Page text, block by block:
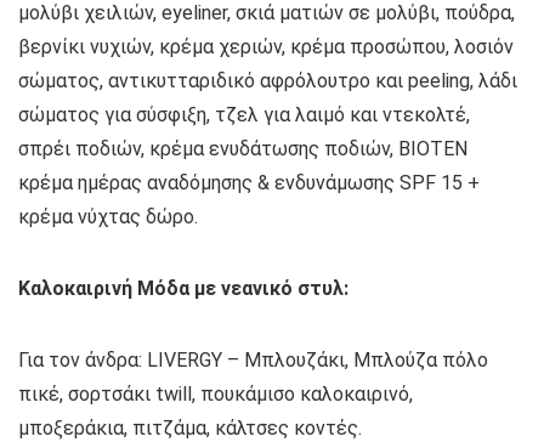
μολύβι χειλιών, eyeliner, σκιά ματιών σε μολύβι, πούδρα,
βερνίκι νυχιών, κρέμα χεριών, κρέμα προσώπου, λοσιόν
σώματος, αντικυτταριδικό αφρόλουτρο και peeling, λάδι
σώματος για σύσφιξη, τζελ για λαιμό και ντεκολτέ,
σπρέι ποδιών, κρέμα ενυδάτωσης ποδιών, BIOTEN
κρέμα ημέρας αναδόμησης & ενδυνάμωσης SPF 15 +
κρέμα νύχτας δώρο.
Καλοκαιρινή Μόδα με νεανικό στυλ:
Για τον άνδρα: LIVERGY – Μπλουζάκι, Μπλούζα πόλο
πικέ, σορτσάκι twill, πουκάμισο καλοκαιρινό,
μποξεράκια, πιτζάμα, κάλτσες κοντές.